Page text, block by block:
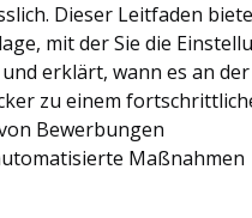
Dieser Leitfaden
mit der Sie die
erklärt, wann es an
zu einem
Bewerbungen
Maßnahmen